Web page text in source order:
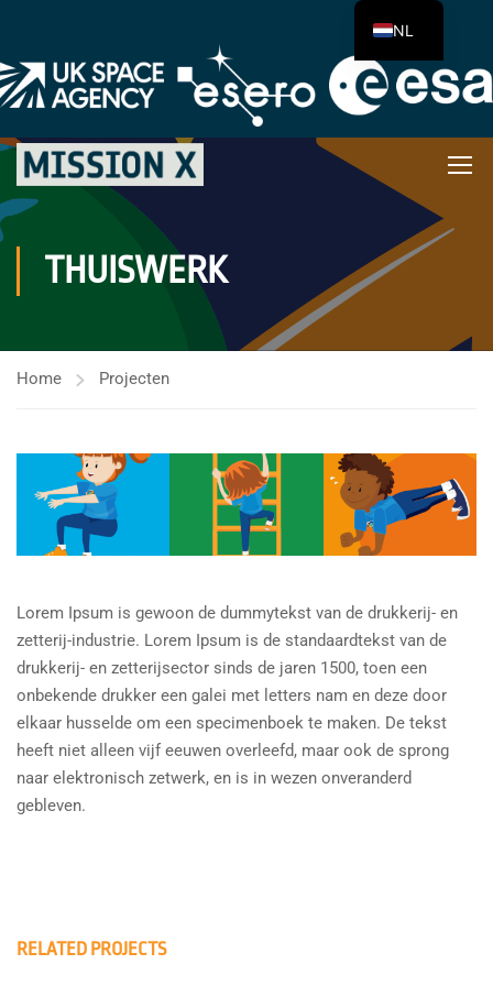
THUISWERK
Home Projecten
Lorem Ipsum is gewoon de dummytekst van de drukkerij- en
zetterij-industrie. Lorem Ipsum is de standaardtekst van de
drukkerij- en zetterijsector sinds de jaren 1500, toen een
onbekende drukker een galei met letters nam en deze door
elkaar husselde om een specimenboek te maken. De tekst
heeft niet alleen vijf eeuwen overleefd, maar ook de sprong
naar elektronisch zetwerk, en is in wezen onveranderd
gebleven.
RELATED PROJECTS
NL